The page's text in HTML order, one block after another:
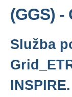
(GGS) -
Služba